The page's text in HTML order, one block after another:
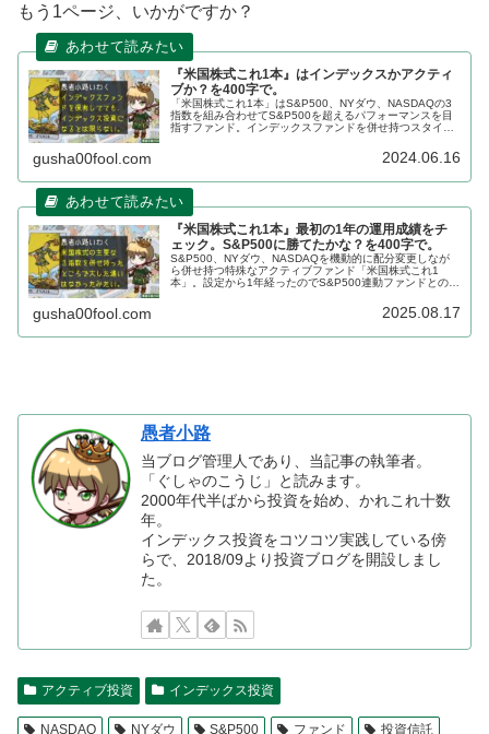
もう1ページ、いかがですか？
『米国株式これ1本』はインデックスかアクティ
ブか？を400字で。
「米国株式これ1本」はS&P500、NYダウ、NASDAQの3
指数を組み合わせてS&P500を超えるパフォーマンスを目
指すファンド。インデックスファンドを併せ持つスタイル
インデックスファンドでアクティブ投資を行う事例です。
gusha00fool.com 2024.06.16
『米国株式これ1本』最初の1年の運用成績をチ
ェック。S&P500に勝てたかな？を400字で。
S&P500、NYダウ、NASDAQを機動的に配分変更しなが
ら併せ持つ特殊なアクティブファンド「米国株式これ1
本」。設定から1年経ったのでS&P500連動ファンドとのパ
劣後してしまったしそこまで違う値動きも実現できていま
gusha00fool.com 2025.08.17
愚者小路
当ブログ管理人であり、当記事の執筆者。
「ぐしゃのこうじ」と読みます。
2000年代半ばから投資を始め、かれこれ十数
年。
インデックス投資をコツコツ実践している傍
らで、2018/09より投資ブログを開設しまし
た。
アクティブ投資 インデックス投資
NASDAQ NYダウ S&P500 ファンド
投資信託